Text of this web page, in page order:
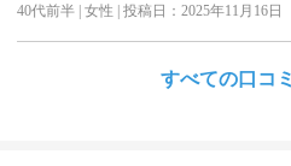
40代前半 | 女性 | 投稿日：2025年11月16日
すべての口コ